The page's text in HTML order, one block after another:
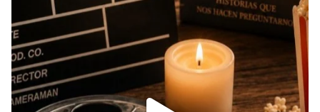
www.vaticannews.va/es/iglesia/news/2026-
07/carmina-historia-depresion-papa-viaje-
espana-testimoni...
Foto
View on Facebook · Share